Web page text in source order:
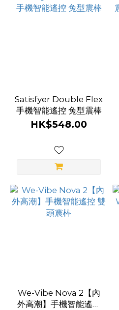
Satisfyer Double Flex
手機智能遙控 兔型震棒
HK$548.00
We-Vibe Nova 2【內
外高潮】手機智能遙控